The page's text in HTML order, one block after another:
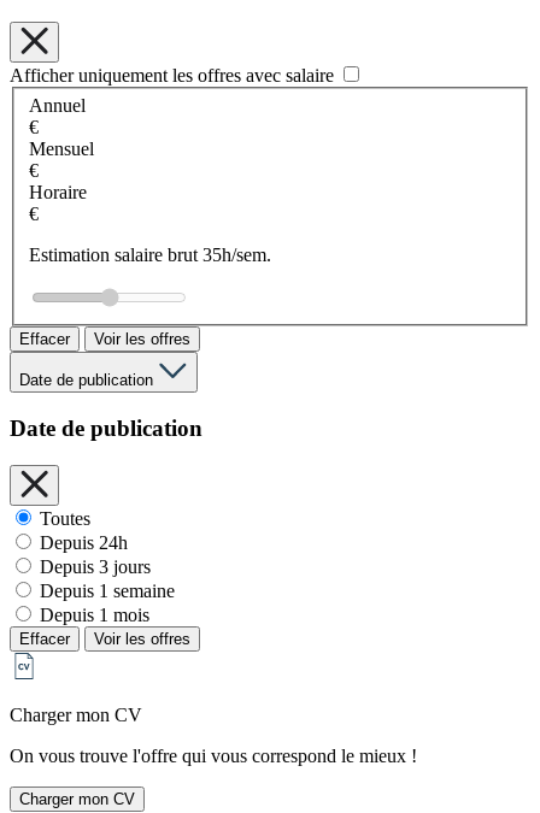
Afficher uniquement les offres avec salaire
Annuel
€
Mensuel
€
Horaire
€
Estimation salaire brut 35h/sem.
Effacer Voir les offres
Date de publication
Date de publication
Toutes
Depuis 24h
Depuis 3 jours
Depuis 1 semaine
Depuis 1 mois
Effacer Voir les offres
Charger mon CV
On vous trouve l'offre qui vous correspond le mieux !
Charger mon CV